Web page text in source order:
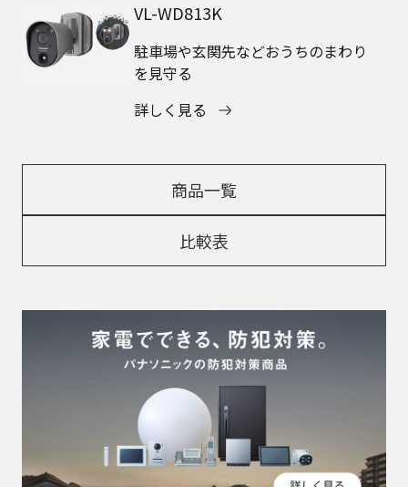
VL-WD813K
駐車場や玄関先などおうちのまわり
を見守る
詳しく見る
商品一覧
比較表